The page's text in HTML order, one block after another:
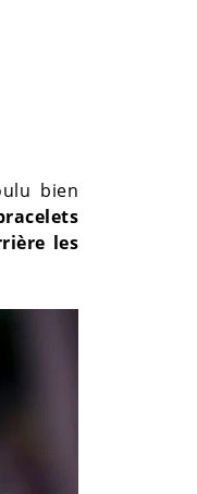
bien
les